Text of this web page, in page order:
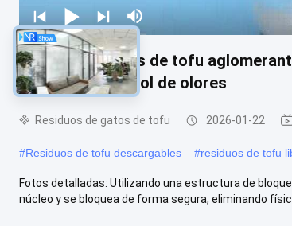
Arena para gatos de tofu
con fuerte control de olores
Residuos de gatos de tofu 2026-01-22
#Residuos de tofu descargables #residuos de tofu
Fotos detalladas: Utilizando una estructura de
núcleo y se bloquea de forma segura, eliminando